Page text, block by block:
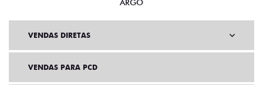
ARGO
VENDAS DIRETAS
VENDAS PARA PCD